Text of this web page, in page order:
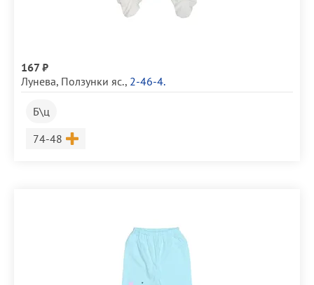
167 ₽
Лунева, Ползунки яс., 2-46-4.
Б\ц
Размер
74-48